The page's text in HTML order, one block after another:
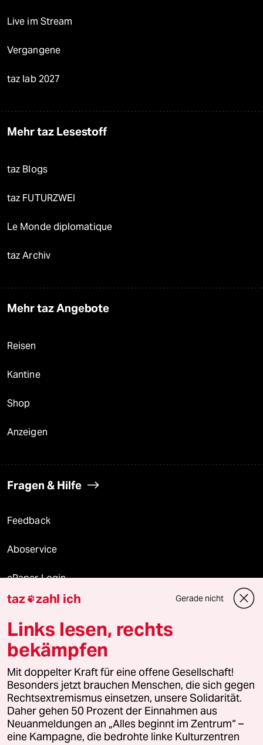
Live im Stream
Vergangene
taz lab 2027
Mehr taz Lesestoff
taz Blogs
taz FUTURZWEI
Le Monde diplomatique
taz Archiv
Mehr taz Angebote
Reisen
Kantine
Shop
Anzeigen
Fragen & Hilfe
Feedback
Aboservice
ePaper Login
Downloads für Abonnierende
© 2026 taz Verlags und Vertriebs GmbH
Alle Rechte vorbehalten. Bei rechtlichen Fragen oder für Genehmigungen
wenden Sie sich bitte an
lizenzen@taz.de
Feedback Redaktionsstatut Kommune-Richtlinien
taz zahl ich Gerade nicht
Links lesen, rechts
bekämpfen
Mit doppelter Kraft für eine offene Gesellschaft!
Besonders jetzt brauchen Menschen, die sich gegen
Rechtsextremismus einsetzen, unsere Solidarität.
Daher gehen 50 Prozent der Einnahmen aus
Neuanmeldungen an „Alles beginnt im Zentrum“ –
eine Kampagne, die bedrohte linke Kulturzentren